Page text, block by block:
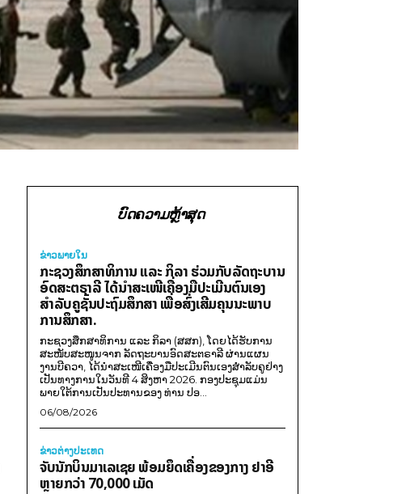
ບົດຄວາມຫຼ້າສຸດ
ຂ່າວພາຍ​ໃນ
ກະຊວງສຶກສາທິການ ແລະ ກິລາ ຮ່ວມກັບລັດຖະບານ
ອົດສະຕຣາລີ ໄດ້ນຳສະເໜີເຄື່ອງມືປະເມີນຕົນເອງ
ສຳລັບຄູຊັ້ນປະຖົມສຶກສາ ເພື່ອສົ່ງເສີມຄຸນນະພາບ
ການສຶກສາ.
ກະຊວງສຶກສາທິການ ແລະ ກິລາ (ສສກ), ໂດຍໄດ້ຮັບການ
ສະໜັບສະໜູນຈາກ ລັດຖະບານອົດສະຕຣາລີ ຜ່ານແຜນ
ງານບີຄວາ, ໄດ້ນຳສະເໜີເຄື່ອງມືປະເມີນຕົນເອງສຳລັບຄູຢ່າງ
ເປັນທາງການໃນວັນທີ 4 ສິງຫາ 2026. ກອງປະຊຸມແມ່ນ
ພາຍໃຕ້ການເປັນປະທານຂອງ ທ່ານ ປອ...
06/08/2026
ຂ່າວຕ່າງປະເທດ
ຈັບນັກບິນມາເລເຊຍ ພ້ອມຍຶດເຄື່ອງຂອງກາງ ຢາອີ
ຫຼາຍກວ່າ 70,000 ເມັດ